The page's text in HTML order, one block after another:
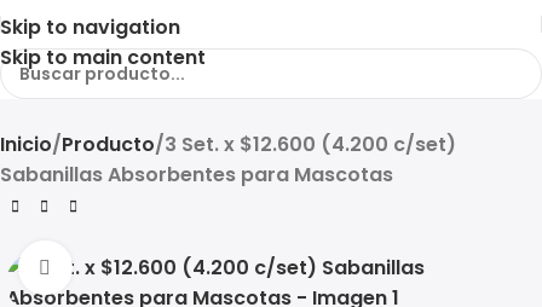
Skip to navigation
Skip to main content
Inicio Producto 3 Set. x $12.600 (4.200 c/set)
Sabanillas Absorbentes para Mascotas
Click to enlarge